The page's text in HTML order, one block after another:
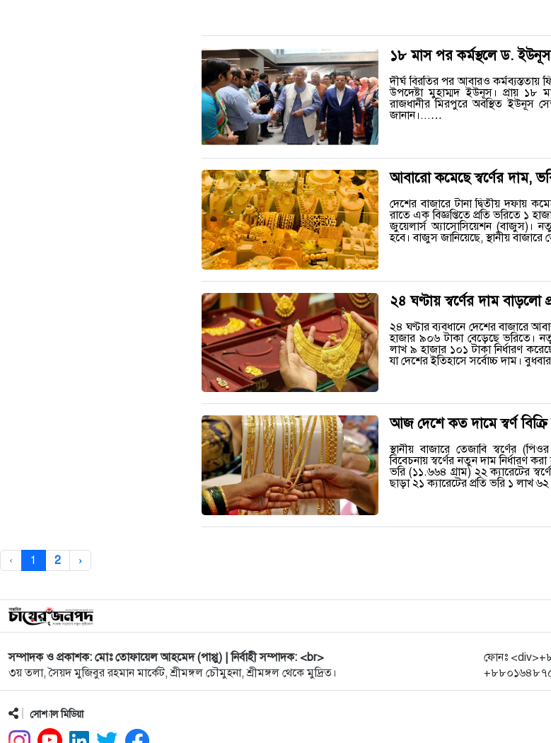
১৮ মাস পর কর্মস্থলে ড.
দীর্ঘ বিরতির পর আবারও কর্মব্যস্ততায়
উপদেষ্টা মুহাম্মদ ইউনূস। প্রায় ১৮
রাজধানীর মিরপুরে অবস্থিত ইউনূস
জানান।...…
আবারো কমেছে স্বর্ণের দাম,
দেশের বাজারে টানা দ্বিতীয় দফায়
রাতে এক বিজ্ঞপ্তিতে প্রতি ভরিতে ১
জুয়েলার্স অ্যাসোসিয়েশন (বাজুস)।
হবে। বাজুস জানিয়েছে, স্থানীয়
২৪ ঘণ্টায় স্বর্ণের দাম বাড়লো
২৪ ঘণ্টার ব্যবধানে দেশের বাজারে
হাজার ৯০৬ টাকা বেড়েছে ভরিতে।
লাখ ৯ হাজার ১০১ টাকা নির্ধারণ
যা দেশের ইতিহাসে সর্বোচ্চ দাম।
আজ দেশে কত দামে স্বর্ণ বিক্রি
স্থানীয় বাজারে তেজাবি স্বর্ণের
বিবেচনায় স্বর্ণের নতুন দাম নির্ধারণ
ভরি (১১.৬৬৪ গ্রাম) ২২ ক্যারেটের
ছাড়া ২১ ক্যারেটের প্রতি ভরি ১ লাখ
‹ 1 2 ›
সম্পাদক ও প্রকাশক: মোঃ তোফায়েল আহমেদ (পাপ্পু) | নির্বাহী সম্পাদক: <br>
৩য় তলা, সৈয়দ মুজিবুর রহমান মার্কেট, শ্রীমঙ্গল চৌমুহনা, শ্রীমঙ্গল থেকে মুদ্রিত।
ফোনঃ
সোশ্যাল মিডিয়া